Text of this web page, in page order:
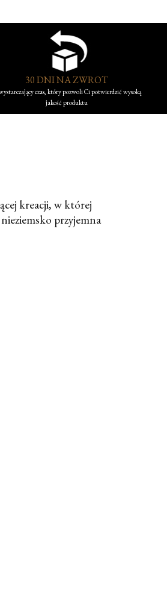
30 DNI NA ZWROT
czas, który pozwoli Ci potwierdzić wysoką
jakość produktu
kreacji, w której
przyjemna